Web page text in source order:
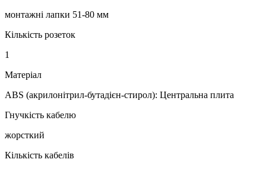
монтажні лапки 51-80 мм
Кількість розеток
1
Матеріал
ABS (акрилонітрил-бутадієн-стирол): Центральна плита
Гнучкість кабелю
жорсткий
Кількість кабелів